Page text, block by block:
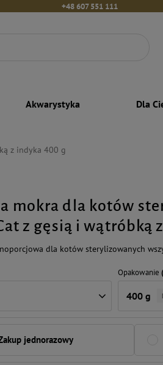
+48 607 551 111
Akwarystyka Dla
z indyka 400 g
mokra dla kotów
z gęsią i wątróbką
dla kotów sterylizowanych
Opakowanie
400 g
jednorazowy